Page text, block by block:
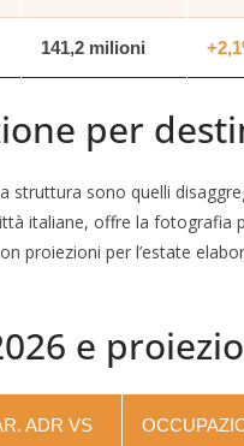
141,2 milioni
per
struttura sono quelli
italiane, offre la fotografia
proiezioni per l’estate
e
ADR VS